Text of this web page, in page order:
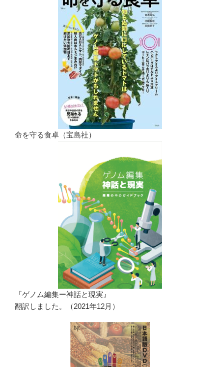
命を守る食卓（宝島社）
『ゲノム編集ー神話と現実』
翻訳しました。（2021年12月）